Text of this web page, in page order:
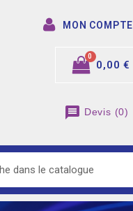
MON COMPTE
0,00 €
message Devis (0)